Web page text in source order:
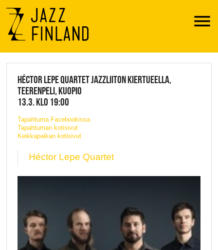
Menu
JAZZ FINLAND LIVE
HÉCTOR LEPE QUARTET JAZZLIITON KIERTUEELLA,
TEERENPELI, KUOPIO
13.3. KLO 19:00
Tapahtuma Facebookissa
Tapahtuman kotisivut
Keikkapaikan kotisivut
Héctor Lepe Quartet